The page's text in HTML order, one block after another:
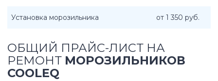
Установка морозильника от 1 350 руб.
ОБЩИЙ ПРАЙС-ЛИСТ НА
РЕМОНТ МОРОЗИЛЬНИКОВ
COOLEQ